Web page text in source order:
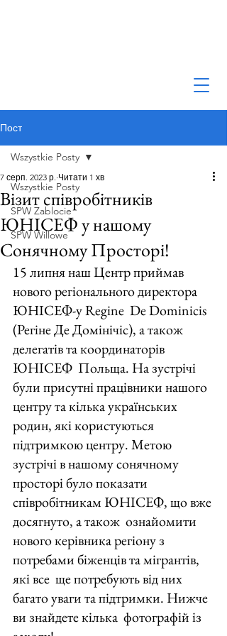
Пост
Wszystkie Posty
SPW Zablocie
SPW Willowe
Wszystkie Posty
Візит співробітників
ЮНІСЕФ у нашому
Сонячному Просторі!
7 серп. 2023 р. Читати 1 хв
15 липня наш Центр приймав
нового регіонального директора
ЮНІСЕФ-у Regine  De Dominicis
(Регіне Де Домінічіс), а також
делегатів та координаторів
ЮНІСЕФ  Польща. На зустрічі
були присутні працівники нашого
центру та кілька українських
родин, які користуються
підтримкою центру. Метою
зустрічі в нашому сонячному
просторі було показати
співробітникам ЮНІСЕФ, що вже
досягнуто, а також  ознайомити
нового керівника регіону з
потребами біженців та мігрантів,
які все  ще потребують від них
багато уваги та підтримки. Нижче
ви знайдете кілька  фотографій із